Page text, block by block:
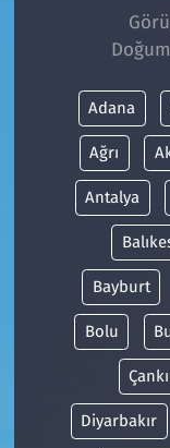
Adana
Ağrı
Antalya
Bayburt
Bolu
Diyarbakır